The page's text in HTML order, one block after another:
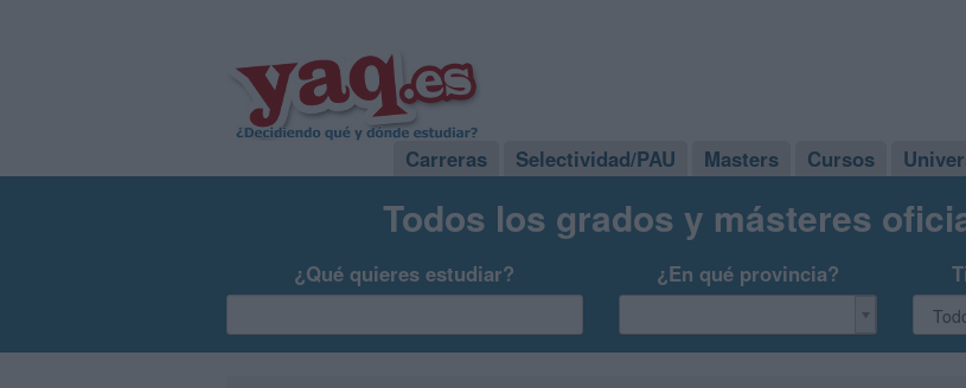
Carreras Selectividad/PAU Masters Cursos
Todos los grados y másteres
¿Qué quieres estudiar? ¿En qué provincia?